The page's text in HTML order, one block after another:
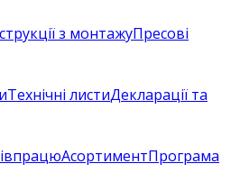
з монтажуПресові
Технічні листиДекларації та
АсортиментПрограма